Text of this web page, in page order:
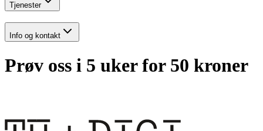
Tjenester
Info og kontakt
Prøv oss i 5 uker for 50 kroner